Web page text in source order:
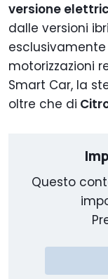
versione
dalle versioni
motorizzazioni
Smart Car, la
oltre che di
Questo